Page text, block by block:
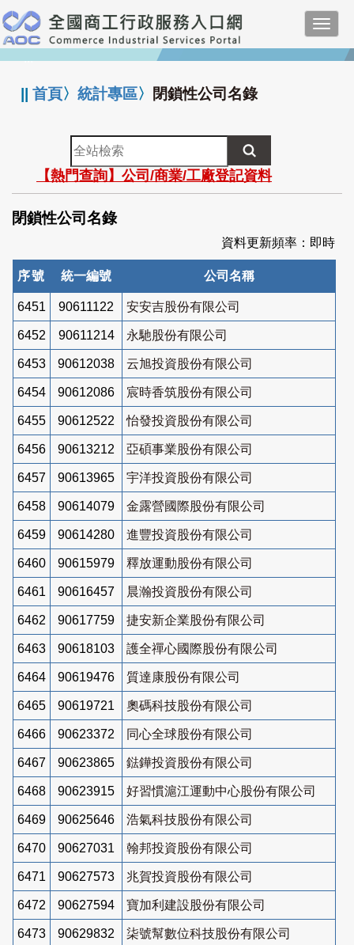
跳
到
主
要
:::
||首頁〉統計專區〉 閉鎖性公司名錄
全
站
檢
索
【熱門查詢】公司/商業/工廠登記資料
閉鎖性公司名錄
資料更新頻率：即時
序號 統一編號 公司名稱
6451 90611122 安安吉股份有限公司
6452 90611214 永馳股份有限公司
6453 90612038 云旭投資股份有限公司
6454 90612086 宸時香筑股份有限公司
6455 90612522 怡發投資股份有限公司
6456 90613212 亞碩事業股份有限公司
6457 90613965 宇洋投資股份有限公司
6458 90614079 金露營國際股份有限公司
6459 90614280 進豐投資股份有限公司
6460 90615979 釋放運動股份有限公司
6461 90616457 晨瀚投資股份有限公司
6462 90617759 捷安新企業股份有限公司
6463 90618103 護全禪心國際股份有限公司
6464 90619476 質達康股份有限公司
6465 90619721 奧碼科技股份有限公司
6466 90623372 同心全球股份有限公司
6467 90623865 鍅鏵投資股份有限公司
6468 90623915 好習慣滬江運動中心股份有限公司
6469 90625646 浩氣科技股份有限公司
6470 90627031 翰邦投資股份有限公司
6471 90627573 兆賀投資股份有限公司
6472 90627594 寶加利建設股份有限公司
6473 90629832 柒號幫數位科技股份有限公司